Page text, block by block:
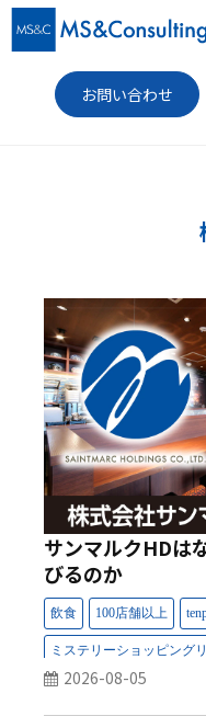
お問い合わせ
ニュース
企業情報
サンマルクHDは
びるのか
2026-08-05